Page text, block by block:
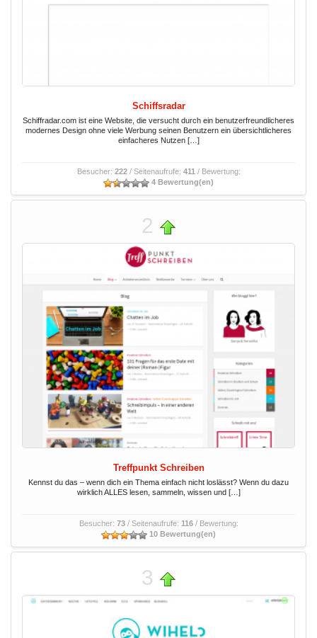
Schiffsradar
Schiffradar.com ist eine Website, die versucht durch ein benutzerfreundlicheres
modernes Design ohne viele Werbung seinen Benutzern ein übersichtlicheres
einfacheres Nutzen […]
Besucher: 222/ Seitenaufrufe: 411 / Bewertung:
4 Bewertung(en)
2
Treffpunkt Schreiben
Kennst du das – wenn dich ein Thema einfach nicht loslässt? Wenn du dazu
wirklich ALLES lesen, sammeln, wissen und […]
Besucher: 73/ Seitenaufrufe: 116/ Bewertung:
10 Bewertung(en)
3